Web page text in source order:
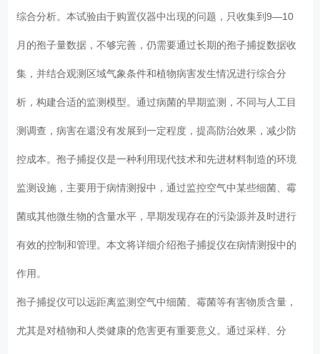
综合分析。本试验由于购置仪器中出现的问题，只收集到9—10
月的孢子量数据，不够完善，仍需要通过长期的孢子捕捉数据收
集，并结合观测区域气象条件和植物病害发生情况进行综合分
析，构建合适的监测模型。通过病菌的早期监测，不同与人工目
测调查，病害在還没有发展到一定程度，提高防治效果，减少防
控成本。孢子捕捉仪是一种利用现代技术和先进材料制造的环境
监测设施，主要用于病情测报中，通过监控空气中某些细菌、霉
菌或其他微生物的含量水平，早期发现存在的污染源并及时进行
有效的控制和管理。本文将详细介绍孢子捕捉仪在病情测报中的
作用。
孢子捕捉仪可以远距离监测空气中细菌、霉菌等有害物质含量，
尤其是对植物和人类健康的危害更有重要意义。通过采样、分